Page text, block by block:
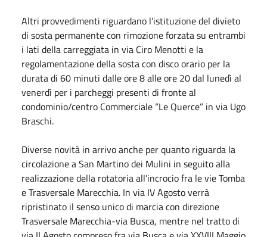
Altri provvedimenti riguardano l’istituzione del divieto
di sosta permanente con rimozione forzata su entrambi
i lati della carreggiata in via Ciro Menotti e la
regolamentazione della sosta con disco orario per la
durata di 60 minuti dalle ore 8 alle ore 20 dal lunedì al
venerdì per i parcheggi presenti di fronte al
condominio/centro Commerciale “Le Querce” in via Ugo
Braschi.
Diverse novità in arrivo anche per quanto riguarda la
circolazione a San Martino dei Mulini in seguito alla
realizzazione della rotatoria all’incrocio fra le vie Tomba
e Trasversale Marecchia. In via IV Agosto verrà
ripristinato il senso unico di marcia con direzione
Trasversale Marecchia-via Busca, mentre nel tratto di